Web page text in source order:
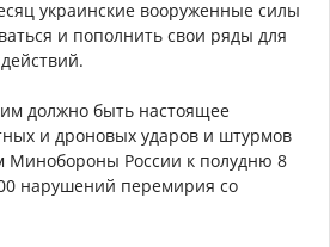
украинские вооруженные силы
и пополнить свои ряды для
должно быть настоящее
и дроновых ударов и штурмов
Минобороны России к полудню 8
нарушений перемирия со